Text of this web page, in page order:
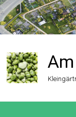
Zum
Inhalt
springen